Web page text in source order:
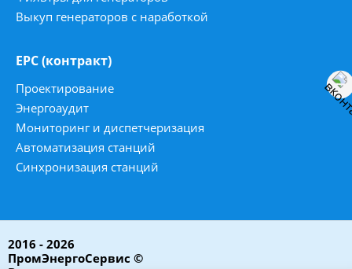
Выкуп генераторов с наработкой
ЕРС (контракт)
Проектирование
Энергоаудит
Мониторинг и диспетчеризация
Автоматизация станций
Синхронизация станций
2016 - 2026
ПромЭнергоСервис ©